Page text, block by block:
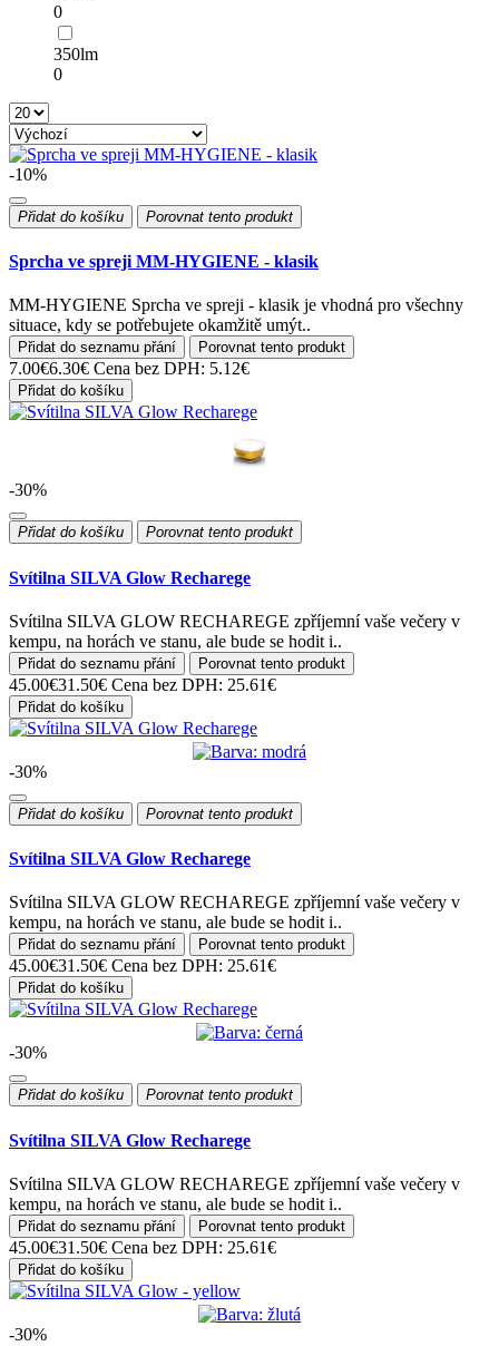
0
350lm
0
-10%
Přidat do košíku Porovnat tento produkt
Sprcha ve spreji MM-HYGIENE - klasik
MM-HYGIENE Sprcha ve spreji - klasik je vhodná pro všechny
situace, kdy se potřebujete okamžitě umýt..
Přidat do seznamu přání Porovnat tento produkt
7.00€6.30€ Cena bez DPH: 5.12€
Přidat do košíku
-30%
Přidat do košíku Porovnat tento produkt
Svítilna SILVA Glow Recharege
Svítilna SILVA GLOW RECHAREGE zpříjemní vaše večery v
kempu, na horách ve stanu, ale bude se hodit i..
Přidat do seznamu přání Porovnat tento produkt
45.00€31.50€ Cena bez DPH: 25.61€
Přidat do košíku
-30%
Přidat do košíku Porovnat tento produkt
Svítilna SILVA Glow Recharege
Svítilna SILVA GLOW RECHAREGE zpříjemní vaše večery v
kempu, na horách ve stanu, ale bude se hodit i..
Přidat do seznamu přání Porovnat tento produkt
45.00€31.50€ Cena bez DPH: 25.61€
Přidat do košíku
-30%
Přidat do košíku Porovnat tento produkt
Svítilna SILVA Glow Recharege
Svítilna SILVA GLOW RECHAREGE zpříjemní vaše večery v
kempu, na horách ve stanu, ale bude se hodit i..
Přidat do seznamu přání Porovnat tento produkt
45.00€31.50€ Cena bez DPH: 25.61€
Přidat do košíku
-30%